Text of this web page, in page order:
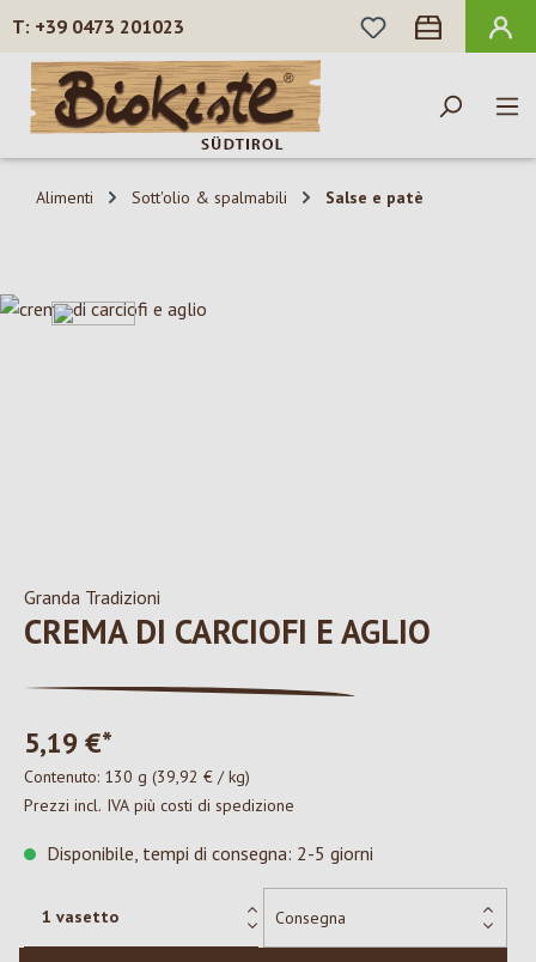
Passa al contenuto principale
+39 0473 201023
HAI 0 ARTICOLI
Alimenti Sott'olio & spalmabili Salse e patè
Salta la galleria di immagini
Granda Tradizioni
CREMA DI CARCIOFI E AGLIO
5,19 €*
Contenuto: 130 g (39,92 € / kg)
Prezzi incl. IVA più costi di spedizione
Disponibile, tempi di consegna: 2-5 giorni